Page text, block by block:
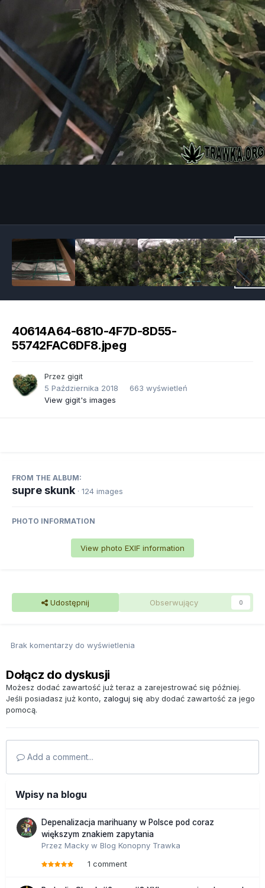
40614A64-6810-4F7D-8D55-
55742FAC6DF8.jpeg
Przez gigit
5 Października 2018
663 wyświetleń
View gigit's images
FROM THE ALBUM:
supre skunk · 124 images
PHOTO INFORMATION
View photo EXIF information
Udostępnij Obserwujący 0
Brak komentarzy do wyświetlenia
Dołącz do dyskusji
Możesz dodać zawartość już teraz a zarejestrować się później.
Jeśli posiadasz już konto, zaloguj się aby dodać zawartość za jego
pomocą.
Add a comment...
Wpisy na blogu
Depenalizacja marihuany w Polsce pod coraz
większym znakiem zapytania
Przez Macky w Blog Konopny Trawka
1 comment